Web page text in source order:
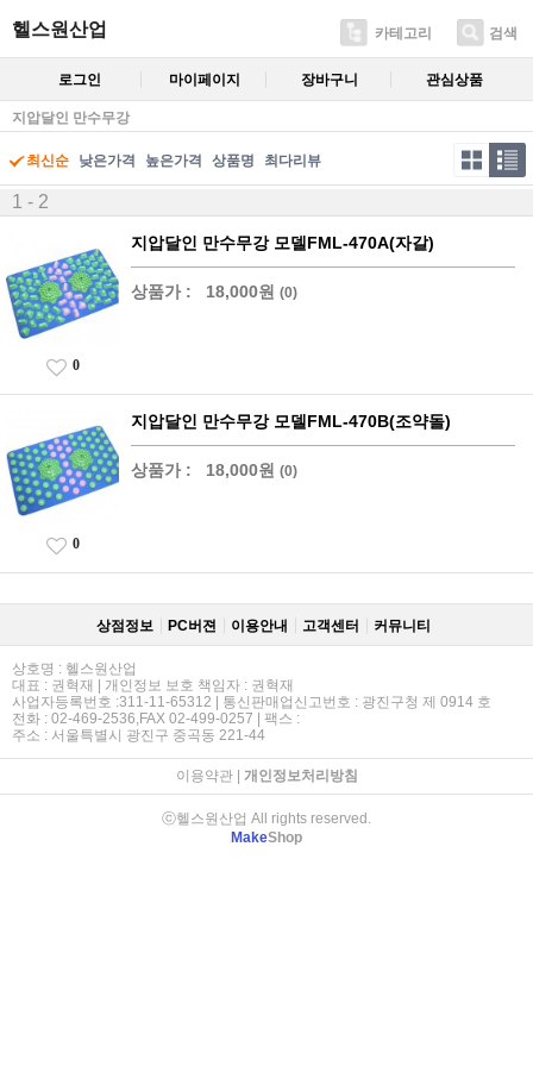
헬스원산업 카테고리 검색
로그인 마이페이지 장바구니 관심상품
지압달인 만수무강
최신순 낮은가격 높은가격 상품명 최다리뷰
1 - 2
지압달인 만수무강 모델FML-470A(자갈)
상품가 : 18,000원 (0)
0
지압달인 만수무강 모델FML-470B(조약돌)
상품가 : 18,000원 (0)
0
상점정보 PC버젼 이용안내 고객센터 커뮤니티
상호명 : 헬스원산업
대표 : 권혁재 | 개인정보 보호 책임자 : 권혁재
사업자등록번호 :311-11-65312 | 통신판매업신고번호 : 광진구청 제 0914 호
전화 : 02-469-2536,FAX 02-499-0257 | 팩스 :
주소 : 서울특별시 광진구 중곡동 221-44
이용약관| 개인정보처리방침
ⓒ헬스원산업 All rights reserved.
MakeShop